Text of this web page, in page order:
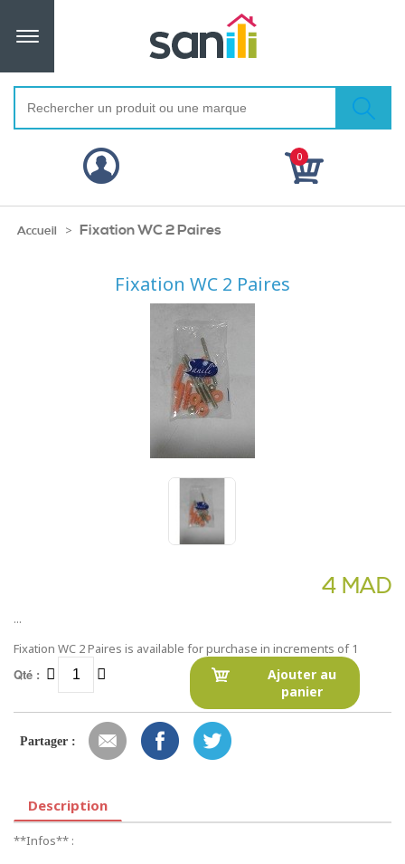
0
Accueil > Fixation WC 2 Paires
Fixation WC 2 Paires
4 MAD
...
Fixation WC 2 Paires is available for purchase in increments of 1
Qté :
Ajouter au
panier
Partager :
Description
**Infos** :